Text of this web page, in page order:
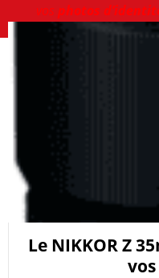
vos photos
Le NIKKOR Z